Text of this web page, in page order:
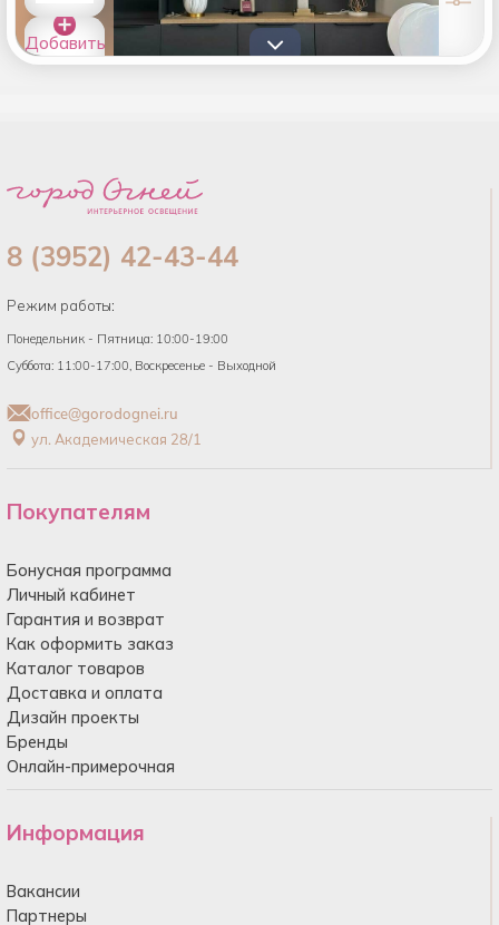
Добавить
товары в
8 (3952) 42-43-44
Режим работы:
Понедельник - Пятница: 10:00-19:00
Суббота: 11:00-17:00, Воскресенье - Выходной
office@gorodognei.ru
ул. Академическая 28/1
Покупателям
Бонусная программа
Личный кабинет
Гарантия и возврат
Как оформить заказ
Каталог товаров
Доставка и оплата
Дизайн проекты
Бренды
Онлайн-примерочная
Информация
Вакансии
Партнеры